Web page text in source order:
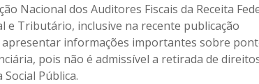
Nacional dos Auditores Fiscais da Receita
e Tributário, inclusive na recente publicação
apresentar informações importantes sobre
pois não é admissível a retirada de
Pública.